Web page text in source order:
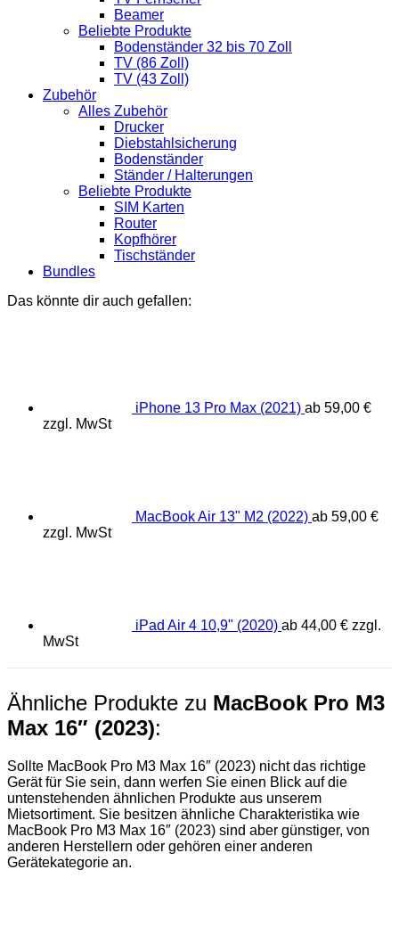
Beamer
Beliebte Produkte
Bodenständer 32 bis 70 Zoll
TV (86 Zoll)
TV (43 Zoll)
Zubehör
Alles Zubehör
Drucker
Diebstahlsicherung
Bodenständer
Ständer / Halterungen
Beliebte Produkte
SIM Karten
Router
Kopfhörer
Tischständer
Bundles
Das könnte dir auch gefallen:
iPhone 13 Pro Max (2021) ab 59,00 €
zzgl. MwSt
MacBook Air 13" M2 (2022) ab 59,00 €
zzgl. MwSt
iPad Air 4 10,9" (2020) ab 44,00 € zzgl.
MwSt
Ähnliche Produkte zu MacBook Pro M3
Max 16″ (2023):
Sollte MacBook Pro M3 Max 16″ (2023) nicht das richtige
Gerät für Sie sein, dann werfen Sie einen Blick auf die
untenstehenden ähnlichen Produkte aus unserem
Mietsortiment. Sie besitzen ähnliche Charakteristika wie
MacBook Pro M3 Max 16″ (2023) sind aber günstiger, von
anderen Herstellern oder gehören einer anderen
Gerätekategorie an.